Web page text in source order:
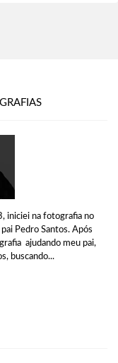
iniciei na fotografia no
Pedro Santos. Após
ajudando meu pai,
buscando...